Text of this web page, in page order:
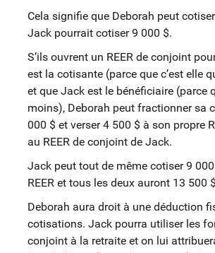
Cela signifie que Deborah peut
Jack pourrait cotiser 9 000 $.
S’ils ouvrent un REER de conjoint
est la cotisante (parce que c’est elle
et que Jack est le bénéficiaire (parce
moins), Deborah peut fractionner sa
000 $ et verser 4 500 $ à son propre
au REER de conjoint de Jack.
Jack peut tout de même cotiser 9
REER et tous les deux auront 13 500
Deborah aura droit à une déduction
cotisations. Jack pourra utiliser les
conjoint à la retraite et on lui